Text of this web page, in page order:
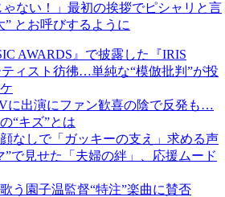
ない！」最初の挨拶でピシャリと言
とお呼びするように
AWARDS』で披露した『IRIS
ィスト彷彿…単純な“模倣批判”が投
出演にファン歓喜の陰で反発も…
“キズ”とは
なしで「ガッキーの支え」求める声
で見せた「夫婦の絆」、応援ムード
う園子温監督“特注”楽曲に賛否